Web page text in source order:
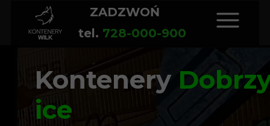
ZADZWOŃ
tel. 728-000-900
Kontenery
ice